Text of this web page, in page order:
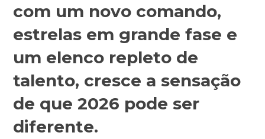
com um novo comando,
estrelas em grande fase e
um elenco repleto de
talento, cresce a sensação
de que 2026 pode ser
diferente.